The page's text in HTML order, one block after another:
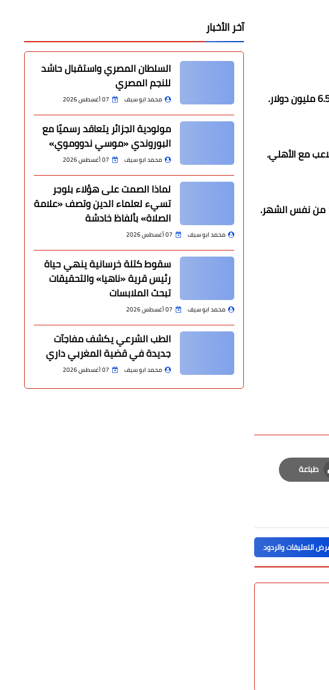
مع الأهلي.
طباعة
Print
التعليقات والردود
آخر الأخبار
السلطان المصري واستقبال حاشد
للنجم المصري
محمد ابو سيف 07 أغسطس 2026
مولودية الجزائر يتعاقد رسميًا مع
البوروندي «موسي ندووموي»
محمد ابو سيف 07 أغسطس 2026
لماذا الصمت على هؤلاء بلوجر
تسيء لعلماء الدين وتصف «علامة
الصلاة» بألفاظ خادشة
محمد ابو سيف 07 أغسطس 2026
سقوط كتلة خرسانية ينهي حياة
رئيس قرية «ناهيا» والتحقيقات
تبحث الملابسات
محمد ابو سيف 07 أغسطس 2026
الطب الشرعي يكشف مفاجآت
جديدة في قضية المغربي داري
محمد ابو سيف 07 أغسطس 2026